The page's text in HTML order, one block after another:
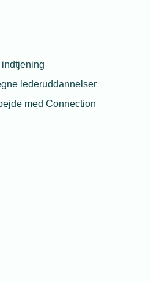
lederuddannelser
med Connection